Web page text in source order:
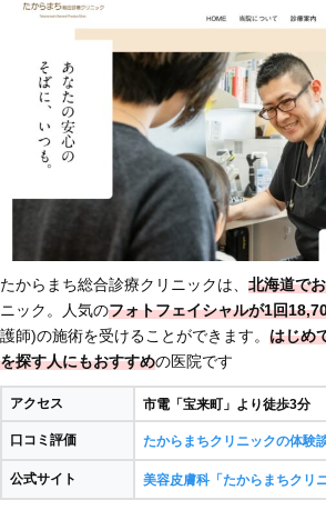
たからまち総合診療クリニックは、 北海道で
ニック。人気のフォトフェイシャルが1回
護師)の施術を受けることができます。 はじめ
を探す人にもおすすめの医院です
アクセス 市電「宝来町」より徒歩3分
口コミ評価 たからまちクリニックの体験
公式サイト 美容皮膚科「たからまちクリ